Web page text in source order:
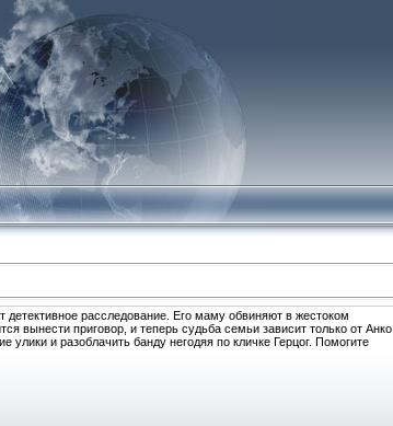
расследование. Его маму обвиняют в жестоком
вынести приговор, и теперь судьба семьи зависит только от Анко.
и разоблачить банду негодяя по кличке Герцог. Помогите